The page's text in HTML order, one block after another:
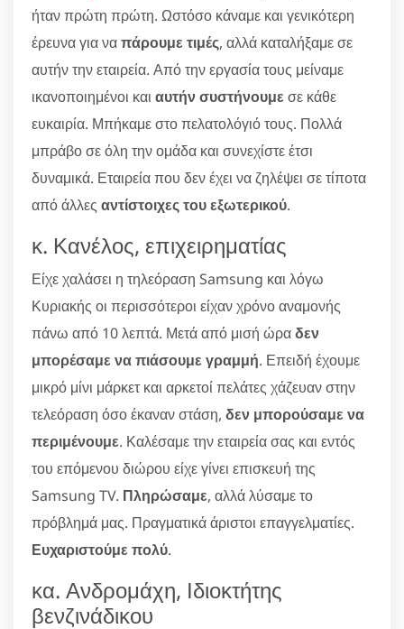
ήταν πρώτη πρώτη. Ωστόσο κάναμε και γενικότερη
έρευνα για ναπάρουμε τιμές, αλλά καταλήξαμε σε
αυτήν την εταιρεία. Από την εργασία τους μείναμε
ικανοποιημένοι και αυτήν συστήνουμε σε κάθε
ευκαιρία. Μπήκαμε στο πελατολόγιό τους. Πολλά
μπράβο σε όλη την ομάδα και συνεχίστε έτσι
δυναμικά. Εταιρεία που δεν έχει να ζηλέψει σε τίποτα
από άλλες αντίστοιχες του εξωτερικού.
κ. Κανέλος, επιχειρηματίας
Είχε χαλάσει η τηλεόραση Samsung και λόγω
Κυριακής οι περισσότεροι είχαν χρόνο αναμονής
πάνω από 10 λεπτά. Μετά από μισή ώραδεν
μπορέσαμε να πιάσουμε γραμμή. Επειδή έχουμε
μικρό μίνι μάρκετ και αρκετοί πελάτες χάζευαν στην
τελεόραση όσο έκαναν στάση, δεν μπορούσαμε να
περιμένουμε. Καλέσαμε την εταιρεία σας και εντός
του επόμενου διώρου είχε γίνει επισκευή της
Samsung TV. Πληρώσαμε, αλλά λύσαμε το
πρόβλημά μας. Πραγματικά άριστοι επαγγελματίες.
Ευχαριστούμε πολύ.
κα. Ανδρομάχη, Ιδιοκτήτης
βενζινάδικου